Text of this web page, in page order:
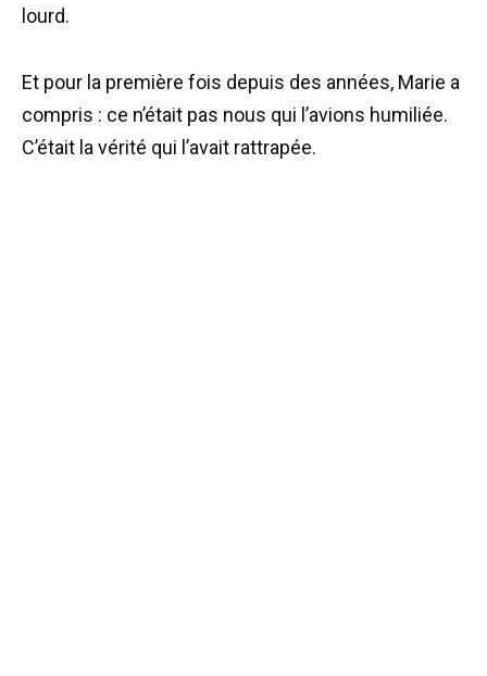
lourd.
Et pour la première fois depuis des années, Marie a
compris : ce n’était pas nous qui l’avions humiliée.
C’était la vérité qui l’avait rattrapée.